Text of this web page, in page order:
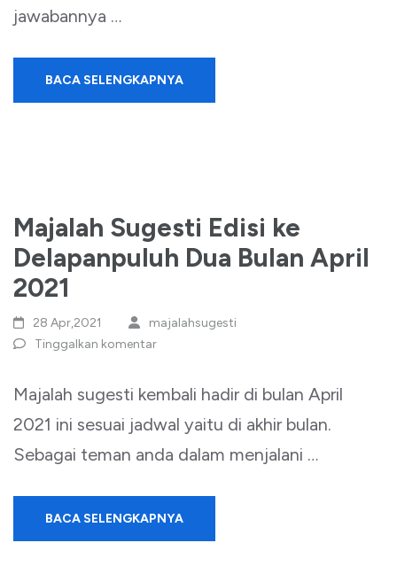
jawabannya …
BACA SELENGKAPNYA
Majalah Sugesti Edisi ke
Delapanpuluh Dua Bulan April
2021
28 Apr,2021
majalahsugesti
Tinggalkan komentar
Majalah sugesti kembali hadir di bulan April
2021 ini sesuai jadwal yaitu di akhir bulan.
Sebagai teman anda dalam menjalani …
BACA SELENGKAPNYA